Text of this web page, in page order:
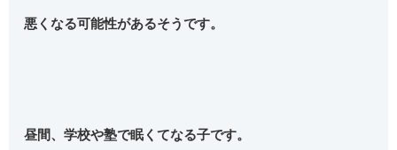
悪くなる可能性があるそうです。
昼間、学校や塾で眠くてなる子です。